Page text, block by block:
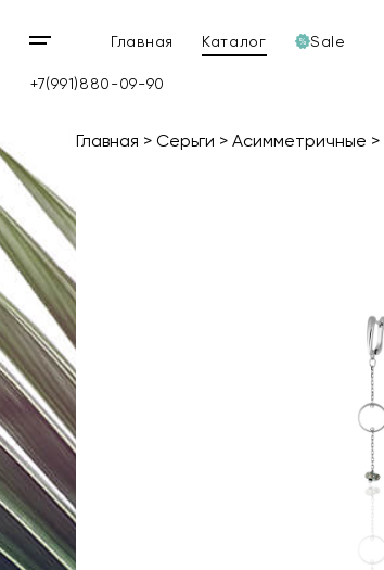
Открыть
меню
Главная Каталог Sale
+7(991)880-09-90
Главная Серьги Асимметричные